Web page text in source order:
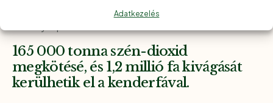
Adatkezelés
kezdte meg a nagyüzemi gyártást, de már most képesek
165 000 tonna szén-dioxid
megkötésé, és 1,2 millió fa kivágását
kerülhetik el a kenderfával.